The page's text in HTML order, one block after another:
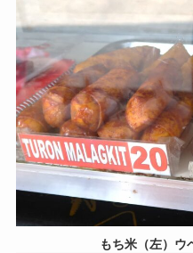
もち米（左）ウ